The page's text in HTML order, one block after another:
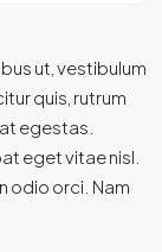
ut, vestibulum
quis, rutrum
egestas.
eget vitae nisl.
odio orci. Nam